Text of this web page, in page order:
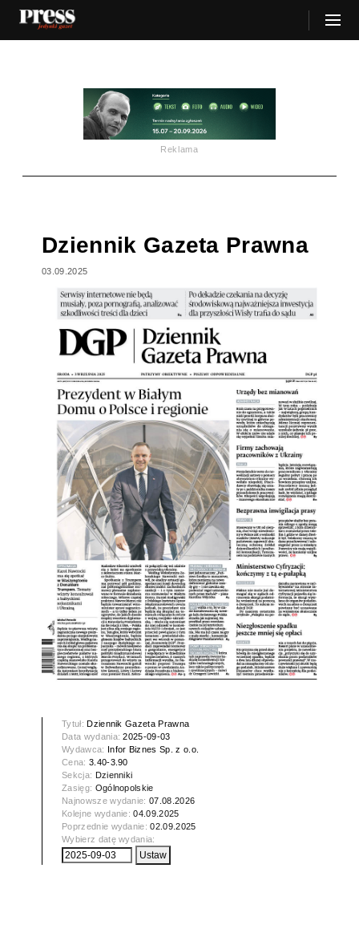
Reklama
Dziennik Gazeta Prawna
03.09.2025
Tytuł:Dziennik Gazeta Prawna
Data wydania:2025-09-03
Wydawca: Infor Biznes Sp. z o.o.
Cena: 3.40-3.90
Sekcja: Dzienniki
Zasięg: Ogólnopolskie
Najnowsze wydanie:07.08.2026
Kolejne wydanie:04.09.2025
Poprzednie wydanie:02.09.2025
Wybierz datę wydania: